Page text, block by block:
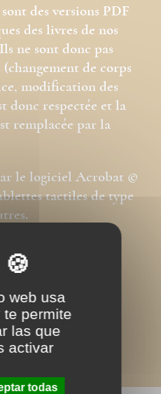
des versions PDF
des livres de nos
ne sont donc pas
de corps
modification des
donc respectée et la
remplacée par la
le logiciel Acrobat ©
tactiles de type
web usa
te permite
las que
activar
todas